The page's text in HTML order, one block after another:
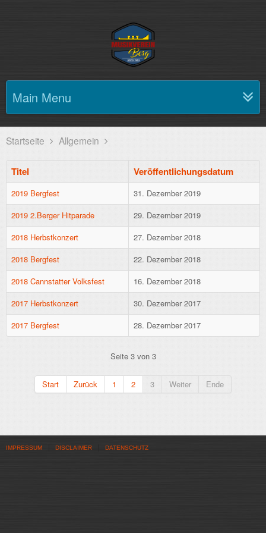
Main Menu
Startseite Allgemein
Titel Veröffentlichungsdatum
2019 Bergfest
31. Dezember 2019
2019 2.Berger Hitparade
29. Dezember 2019
2018 Herbstkonzert
27. Dezember 2018
2018 Bergfest
22. Dezember 2018
2018 Cannstatter Volksfest
16. Dezember 2018
2017 Herbstkonzert
30. Dezember 2017
2017 Bergfest
28. Dezember 2017
Seite 3 von 3
Start Zurück 1 2 3 Weiter Ende
IMPRESSUM DISCLAIMER DATENSCHUTZ